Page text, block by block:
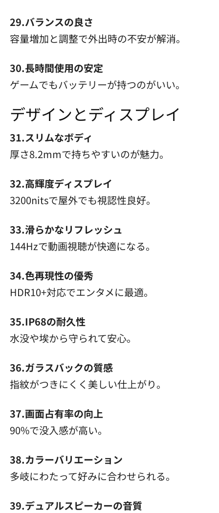
29.バランスの良さ
容量増加と調整で外出時の不安が解消。
30.長時間使用の安定
ゲームでもバッテリーが持つのがいい。
デザインとディスプレイ
31.スリムなボディ
厚さ8.2mmで持ちやすいのが魅力。
32.高輝度ディスプレイ
3200nitsで屋外でも視認性良好。
33.滑らかなリフレッシュ
144Hzで動画視聴が快適になる。
34.色再現性の優秀
HDR10+対応でエンタメに最適。
35.IP68の耐久性
水没や埃から守られて安心。
36.ガラスバックの質感
指紋がつきにくく美しい仕上がり。
37.画面占有率の向上
90%で没入感が高い。
38.カラーバリエーション
多岐にわたって好みに合わせられる。
39.デュアルスピーカーの音質